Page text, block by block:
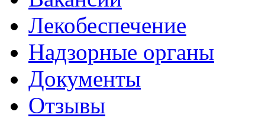
Лекобеспечение
Надзорные органы
Документы
Отзывы